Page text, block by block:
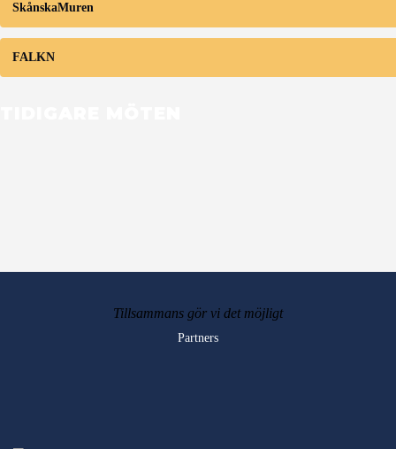
SkånskaMuren
FALKN
Tillsammans gör vi det möjligt
Partners